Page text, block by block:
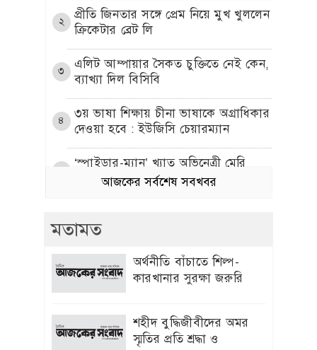
২
প্রীতি জিনতার সঙ্গে প্রেম নিয়ে মুখ খুললেন
ক্রিকেটার ব্রেট লি
৩
এলিট আম্পায়ার সৈকত চুক্তিতে নেই কেন,
ব্যাখ্যা দিল বিসিবি
৪
৩য় ভাষা শিক্ষায় চীনা ভাষাকে অগ্রাধিকার
দেওয়া হবে : ইউজিসি চেয়ারম্যান
৫
‘স্পাইডার-ম্যান’ খ্যাত অভিনেত্রী মেরি
এগিদা রিভেরা আর নেই
প্রধানমন্ত্রী
৭
সদ্য সমাপ্ত প্রকল্পের অগ্রগতি অদৃশ্য
বিএডিসি “র”গুদামঘর নির্মাণ রক্ষনাবেক্ষণ
প্রকল্পের পিডি মুজিবরের নেতৃত্বে চলছে
শাকিবের অনুরোধে সিনেমায় ফিরতে রাজি
আজকের সর্বশেষ সবখবর
মতামত
অর্থনীতি বাঁচাতে শিল্প-
কারখানার সুরক্ষা জরুরি
শহীদ বুদ্ধিজীবীদের অমর
স্মৃতির প্রতি শ্রদ্ধা ও